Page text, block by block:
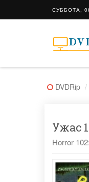
СУББОТА,
DVDRip
Ужас
Horror